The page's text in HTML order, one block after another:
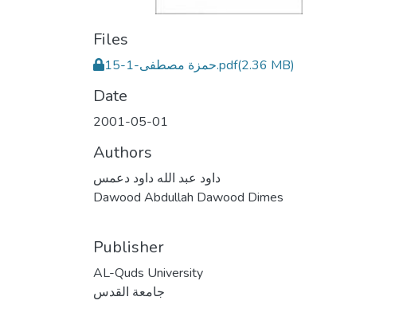
Files
حمزة مصطفى-1-15.pdf(2.36 MB)
Date
2001-05-01
Authors
داود عبد الله داود دعمس
Dawood Abdullah Dawood Dimes
Publisher
AL-Quds University
جامعة القدس